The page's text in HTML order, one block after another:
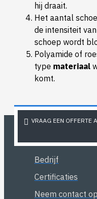
hij draait.
Het aantal
de intensiteit
schoep wordt
Polyamide of
type materiaal
komt.
VRAAG EEN OFFERTE
Bedrijf
Certificaties
Neem contact op